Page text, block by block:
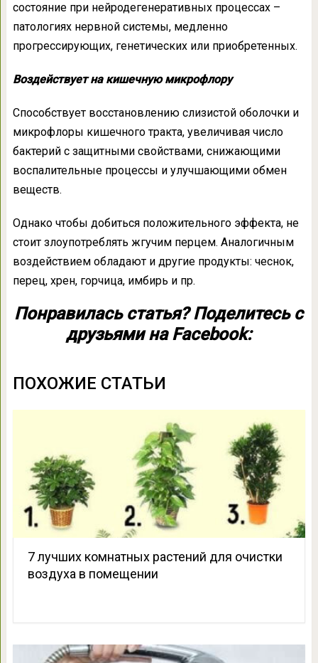
состояние при нейродегенеративных процессах –
патологиях нервной системы, медленно
прогрессирующих, генетических или приобретенных.
Воздействует на кишечную микрофлору
Способствует восстановлению слизистой оболочки и
микрофлоры кишечного тракта, увеличивая число
бактерий с защитными свойствами, снижающими
воспалительные процессы и улучшающими обмен
веществ.
Однако чтобы добиться положительного эффекта, не
стоит злоупотреблять жгучим перцем. Аналогичным
воздействием обладают и другие продукты: чеснок,
перец, хрен, горчица, имбирь и пр.
Понравилась статья? Поделитесь с
друзьями на Facebook:
ПОХОЖИЕ СТАТЬИ
7 лучших комнатных растений для очистки
воздуха в помещении